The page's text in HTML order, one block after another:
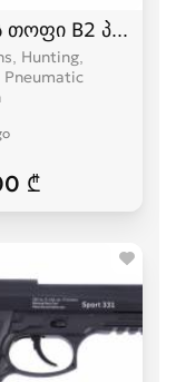
პისტოლეტები
თოფი B2
Hunting,
Pneumatic
₾